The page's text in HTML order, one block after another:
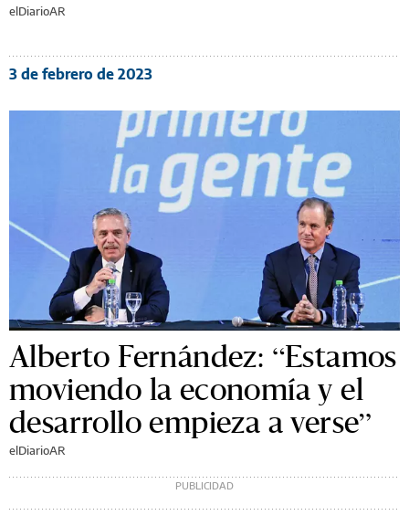
elDiarioAR
3 de febrero de 2023
Alberto Fernández: “Estamos
moviendo la economía y el
desarrollo empieza a verse”
elDiarioAR